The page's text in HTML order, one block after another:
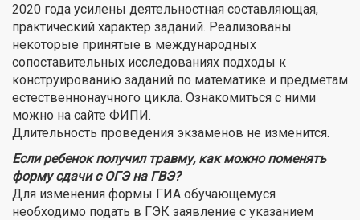
2020 года усилены деятельностная составляющая,
практический характер заданий. Реализованы
некоторые принятые в международных
сопоставительных исследованиях подходы к
конструированию заданий по математике и предметам
естественнонаучного цикла. Ознакомиться с ними
можно на сайте ФИПИ.
Длительность проведения экзаменов не изменится.
Если ребенок получил травму, как можно поменять
форму сдачи с ОГЭ на ГВЭ?
Для изменения формы ГИА обучающемуся
необходимо подать в ГЭК заявление с указанием